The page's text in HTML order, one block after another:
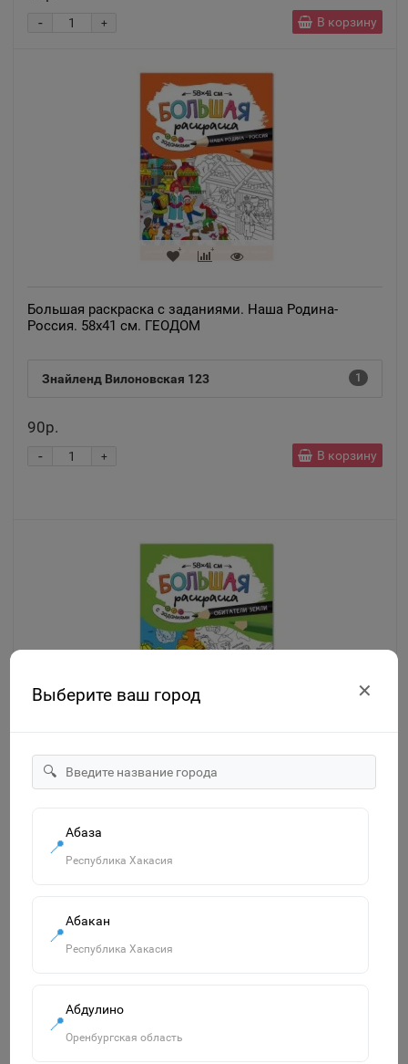
Выберите ваш город ✕
🔍
📍
Абаза
Республика Хакасия
📍
Абакан
Республика Хакасия
📍
Абдулино
Оренбургская область
+
- В корзину
Большая раскраска с заданиями. Наша Родина-
Россия. 58х41 см. ГЕОДОМ
Знайленд Вилоновская 123 1
90р.
+
- В корзину
Большая раскраска с заданиями. Обитатели Земли.
Знайленд Вилоновская 123
+